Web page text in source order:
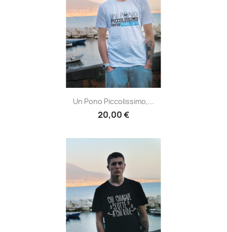
Un Pono Piccolissimo,...
20,00 €